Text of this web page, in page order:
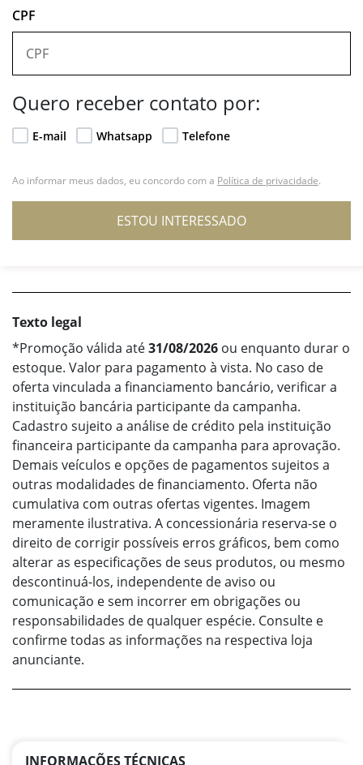
CPF
Quero receber contato por:
E-mail Whatsapp Telefone
Ao informar meus dados, eu concordo com a Política de privacidade.
ESTOU INTERESSADO
Texto legal
*Promoção válida até31/08/2026 ou enquanto durar o
estoque. Valor para pagamento à vista. No caso de
oferta vinculada a financiamento bancário, verificar a
instituição bancária participante da campanha.
Cadastro sujeito a análise de crédito pela instituição
financeira participante da campanha para aprovação.
Demais veículos e opções de pagamentos sujeitos a
outras modalidades de financiamento. Oferta não
cumulativa com outras ofertas vigentes. Imagem
meramente ilustrativa. A concessionária reserva-se o
direito de corrigir possíveis erros gráficos, bem como
alterar as especificações de seus produtos, ou mesmo
descontinuá-los, independente de aviso ou
comunicação e sem incorrer em obrigações ou
responsabilidades de qualquer espécie. Consulte e
confirme todas as informações na respectiva loja
anunciante.
INFORMAÇÕES TÉCNICAS